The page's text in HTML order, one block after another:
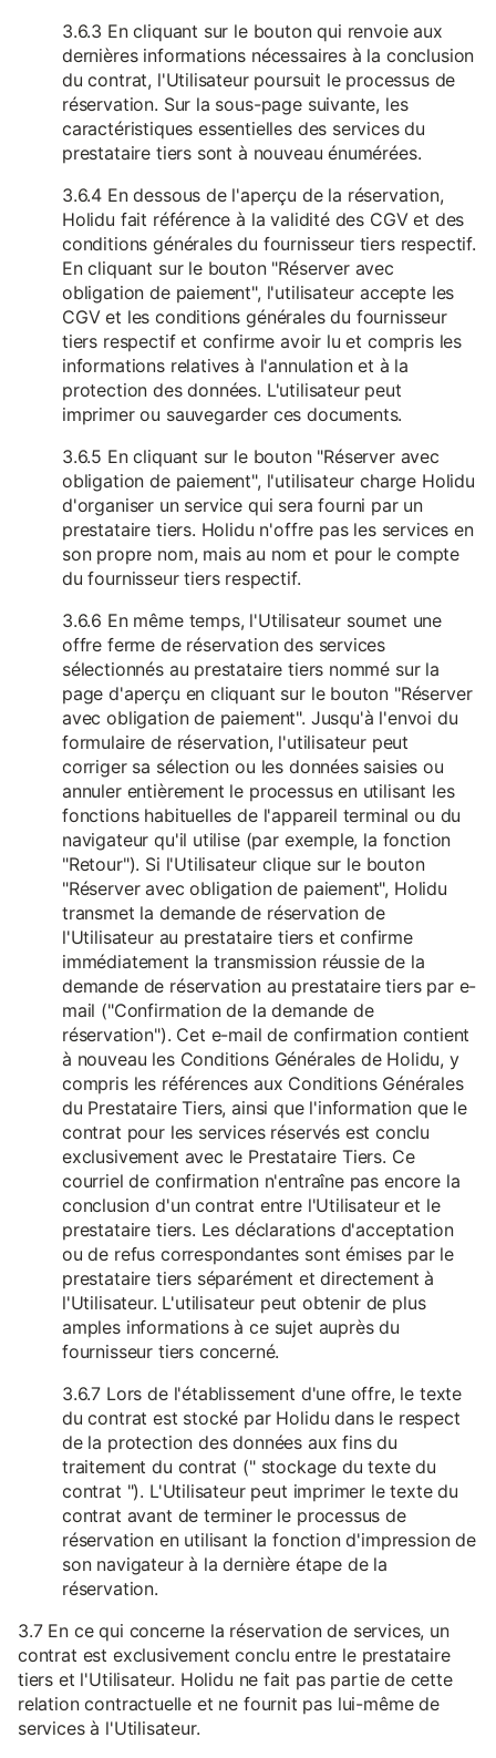
3.6.3 En cliquant sur le bouton qui renvoie aux
dernières informations nécessaires à la conclusion
du contrat, l'Utilisateur poursuit le processus de
réservation. Sur la sous-page suivante, les
caractéristiques essentielles des services du
prestataire tiers sont à nouveau énumérées.
3.6.4 En dessous de l'aperçu de la réservation,
Holidu fait référence à la validité des CGV et des
conditions générales du fournisseur tiers respectif.
En cliquant sur le bouton "Réserver avec
obligation de paiement", l'utilisateur accepte les
CGV et les conditions générales du fournisseur
tiers respectif et confirme avoir lu et compris les
informations relatives à l'annulation et à la
protection des données. L'utilisateur peut
imprimer ou sauvegarder ces documents.
3.6.5 En cliquant sur le bouton "Réserver avec
obligation de paiement", l'utilisateur charge Holidu
d'organiser un service qui sera fourni par un
prestataire tiers. Holidu n'offre pas les services en
son propre nom, mais au nom et pour le compte
du fournisseur tiers respectif.
3.6.6 En même temps, l'Utilisateur soumet une
offre ferme de réservation des services
sélectionnés au prestataire tiers nommé sur la
page d'aperçu en cliquant sur le bouton "Réserver
avec obligation de paiement". Jusqu'à l'envoi du
formulaire de réservation, l'utilisateur peut
corriger sa sélection ou les données saisies ou
annuler entièrement le processus en utilisant les
fonctions habituelles de l'appareil terminal ou du
navigateur qu'il utilise (par exemple, la fonction
"Retour"). Si l'Utilisateur clique sur le bouton
"Réserver avec obligation de paiement", Holidu
transmet la demande de réservation de
l'Utilisateur au prestataire tiers et confirme
immédiatement la transmission réussie de la
demande de réservation au prestataire tiers par e-
mail ("Confirmation de la demande de
réservation"). Cet e-mail de confirmation contient
à nouveau les Conditions Générales de Holidu, y
compris les références aux Conditions Générales
du Prestataire Tiers, ainsi que l'information que le
contrat pour les services réservés est conclu
exclusivement avec le Prestataire Tiers. Ce
courriel de confirmation n'entraîne pas encore la
conclusion d'un contrat entre l'Utilisateur et le
prestataire tiers. Les déclarations d'acceptation
ou de refus correspondantes sont émises par le
prestataire tiers séparément et directement à
l'Utilisateur. L'utilisateur peut obtenir de plus
amples informations à ce sujet auprès du
fournisseur tiers concerné.
3.6.7 Lors de l'établissement d'une offre, le texte
du contrat est stocké par Holidu dans le respect
de la protection des données aux fins du
traitement du contrat (" stockage du texte du
contrat "). L'Utilisateur peut imprimer le texte du
contrat avant de terminer le processus de
réservation en utilisant la fonction d'impression de
son navigateur à la dernière étape de la
réservation.
3.7 En ce qui concerne la réservation de services, un
contrat est exclusivement conclu entre le prestataire
tiers et l'Utilisateur. Holidu ne fait pas partie de cette
relation contractuelle et ne fournit pas lui-même de
services à l'Utilisateur.